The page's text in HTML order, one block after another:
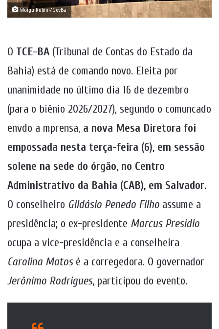
Wuiga Rubini/GovBa
O TCE-BA (Tribunal de Contas do Estado da
Bahia) está de comando novo. Eleita por
unanimidade no último dia 16 de dezembro
(para o biênio 2026/2027), segundo o comuncado
envdo a mprensa, a nova Mesa Diretora foi
empossada nesta terça-feira (6), em sessão
solene na sede do órgão, no Centro
Administrativo da Bahia (CAB), em Salvador.
O conselheiro Gildásio Penedo Filho assume a
presidência; o ex-presidente Marcus Presídio
ocupa a vice-presidência e a conselheira
Carolina Matosé a corregedora. O governador
Jerônimo Rodrigues, participou do evento.